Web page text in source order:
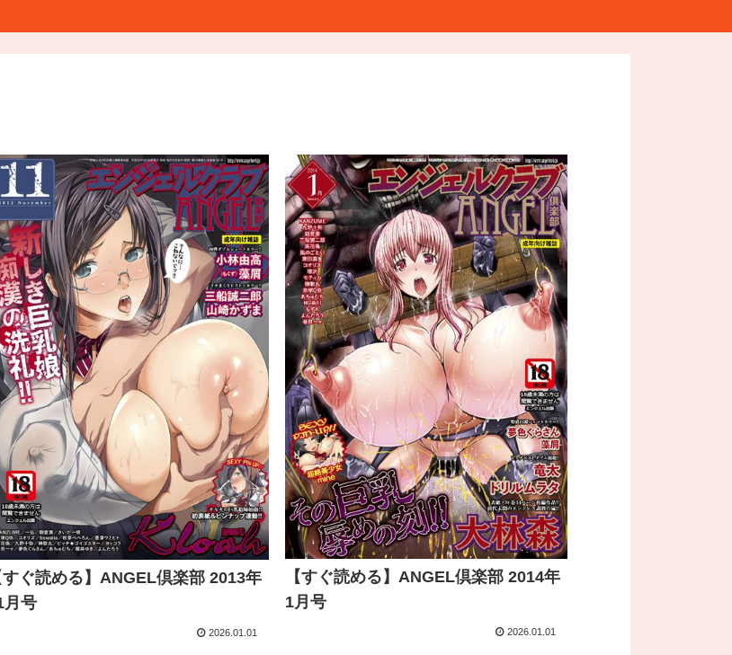
すぐ読める】ANGEL倶楽部 2013年
月号
2026.01.01
【すぐ読める】ANGEL倶楽部 2014年
1月号
2026.01.01